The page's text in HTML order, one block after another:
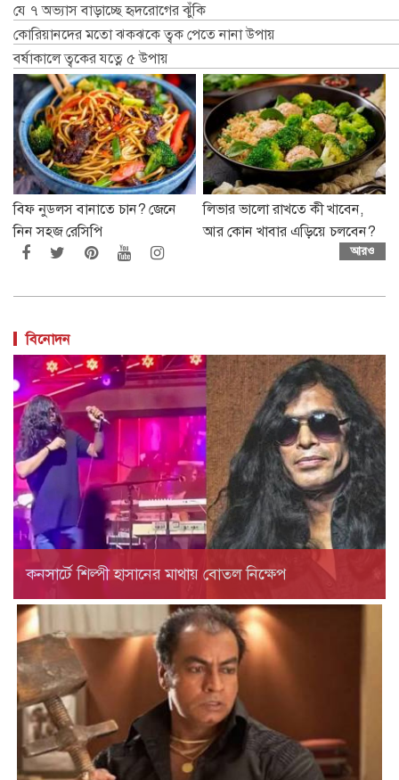
যে ৭ অভ্যাস বাড়াচ্ছে হৃদরোগের ঝুঁকি
কোরিয়ানদের মতো ঝকঝকে ত্বক পেতে নানা উপায়
বর্ষাকালে ত্বকের যত্নে ৫ উপায়
বিফ নুডলস বানাতে চান? জেনে
নিন সহজ রেসিপি
লিভার ভালো রাখতে কী খাবেন,
আর কোন খাবার এড়িয়ে চলবেন?
আরও
বিনোদন
কনসার্টে শিল্পী হাসানের মাথায় বোতল নিক্ষেপ